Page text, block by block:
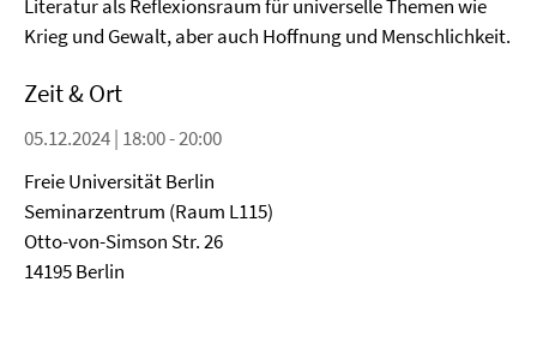
Literatur als Reflexionsraum für universelle Themen wie
Krieg und Gewalt, aber auch Hoffnung und Menschlichkeit.
Zeit & Ort
05.12.2024 | 18:00 - 20:00
Freie Universität Berlin
Seminarzentrum (Raum L115)
Otto-von-Simson Str. 26
14195 Berlin